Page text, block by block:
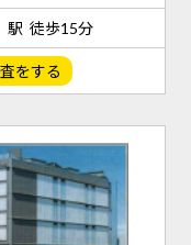
駅 徒歩15分
をする